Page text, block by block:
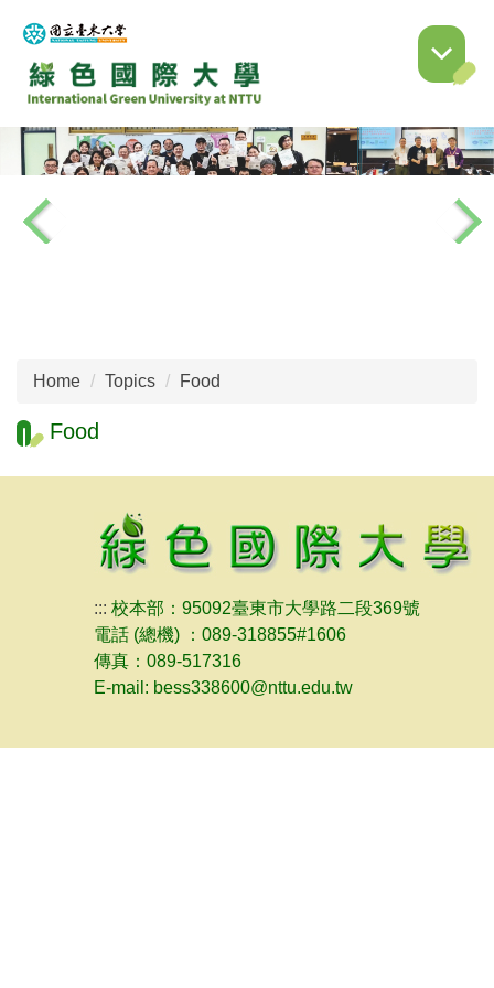
to
the
main
content
block
Home Topics Food
Food
::: 校本部：95092臺東市大學路二段369號
電話 (總機) ：089-318855#1606
傳真：089-517316
E-mail: bess338600@nttu.edu.tw